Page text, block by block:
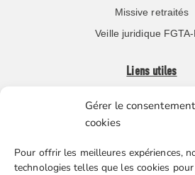
Gérer le
cookies
Pour offrir les meilleures expériences,
technologies telles que les cookies
Missive retraités
Veille juridique
Liens utiles
Boutique en ligne
Nos partenaires